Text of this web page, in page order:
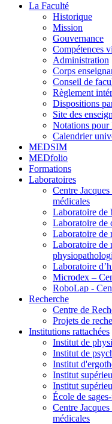
La Faculté
Historique
Mission
Gouvernance
Compétences
Administration
Corps
Conseil de
Règlement
Dispositions
Site des
Notations pour
Calendrier
MEDSIM
MEDfolio
Formations
Laboratoires
Centre
médicales
Laboratoire de
Laboratoire de
Laboratoire de
Laboratoire de
Laboratoire
Microdex –
RoboLap -
Recherche
Centre de
Projets de
Institutions rattachées
Institut de
Institut de
Institut
Institut
Institut
École de
Centre
médicales